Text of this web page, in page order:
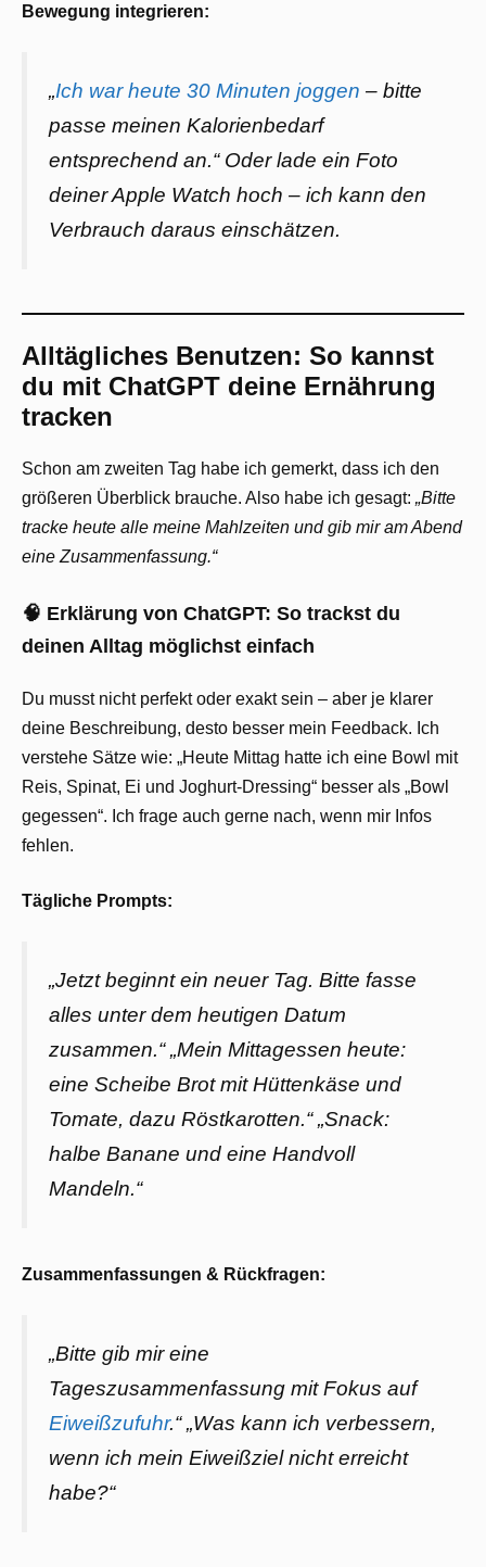
Bewegung integrieren:
„Ich war heute 30 Minuten joggen – bitte
passe meinen Kalorienbedarf
entsprechend an.“ Oder lade ein Foto
deiner Apple Watch hoch – ich kann den
Verbrauch daraus einschätzen.
Alltägliches Benutzen: So kannst
du mit ChatGPT deine Ernährung
tracken
Schon am zweiten Tag habe ich gemerkt, dass ich den
größeren Überblick brauche. Also habe ich gesagt: „Bitte
tracke heute alle meine Mahlzeiten und gib mir am Abend
eine Zusammenfassung.“
🧠 Erklärung von ChatGPT: So trackst du
deinen Alltag möglichst einfach
Du musst nicht perfekt oder exakt sein – aber je klarer
deine Beschreibung, desto besser mein Feedback. Ich
verstehe Sätze wie: „Heute Mittag hatte ich eine Bowl mit
Reis, Spinat, Ei und Joghurt-Dressing“ besser als „Bowl
gegessen“. Ich frage auch gerne nach, wenn mir Infos
fehlen.
Tägliche Prompts:
„Jetzt beginnt ein neuer Tag. Bitte fasse
alles unter dem heutigen Datum
zusammen.“ „Mein Mittagessen heute:
eine Scheibe Brot mit Hüttenkäse und
Tomate, dazu Röstkarotten.“ „Snack:
halbe Banane und eine Handvoll
Mandeln.“
Zusammenfassungen & Rückfragen:
„Bitte gib mir eine
Tageszusammenfassung mit Fokus auf
Eiweißzufuhr.“ „Was kann ich verbessern,
wenn ich mein Eiweißziel nicht erreicht
habe?“